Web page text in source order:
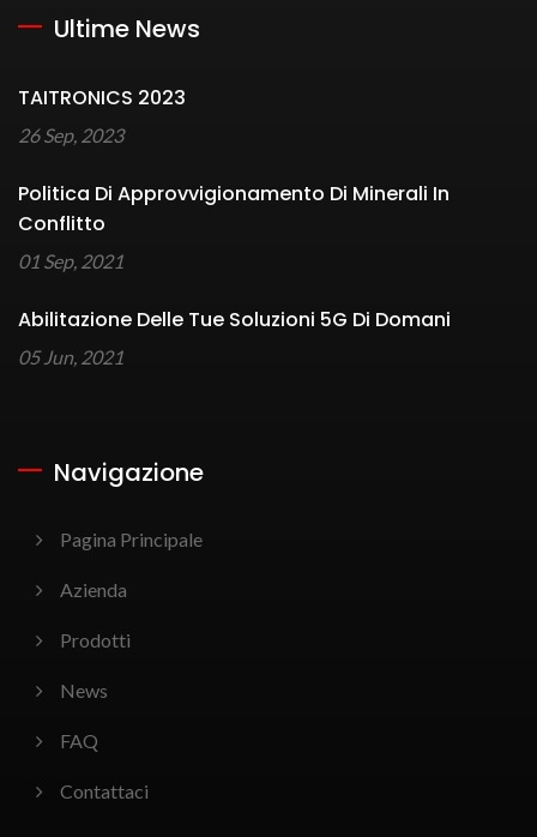
Ultime News
TAITRONICS 2023
26 Sep, 2023
Politica Di Approvvigionamento Di Minerali In
Conflitto
01 Sep, 2021
Abilitazione Delle Tue Soluzioni 5G Di Domani
05 Jun, 2021
Navigazione
Pagina Principale
Azienda
Prodotti
News
FAQ
Contattaci